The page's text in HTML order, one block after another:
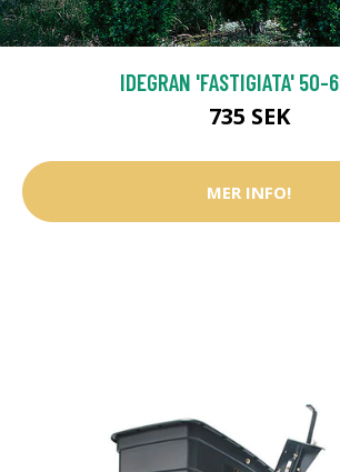
IDEGRAN 'FASTIGIATA' 50-
735 SEK
MER INFO!